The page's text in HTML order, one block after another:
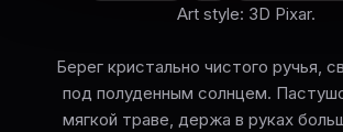
Art style: 3D Pixar.
Берег кристально чистого ручья,
под полуденным солнцем.
мягкой траве, держа в руках